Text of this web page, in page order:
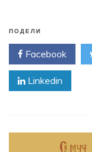
ПОДЕЛИ
Facebook
Linkedin